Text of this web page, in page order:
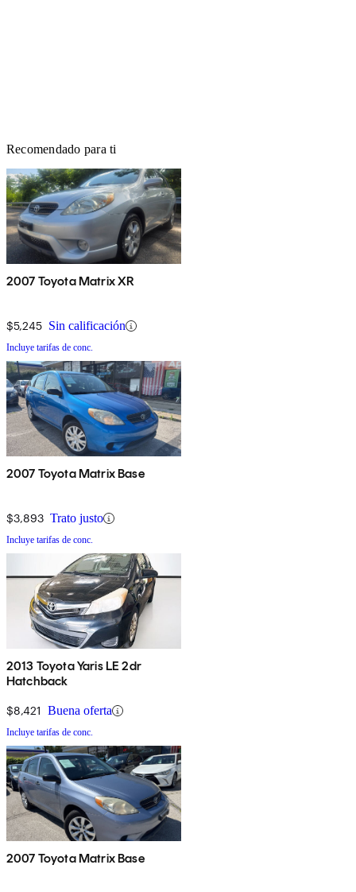
Recomendado para ti
2007 Toyota Matrix XR
$5,245 Sin calificación
Incluye tarifas de conc.
2007 Toyota Matrix Base
$3,893 Trato justo
Incluye tarifas de conc.
2013 Toyota Yaris LE 2dr
Hatchback
$8,421 Buena oferta
Incluye tarifas de conc.
2007 Toyota Matrix Base